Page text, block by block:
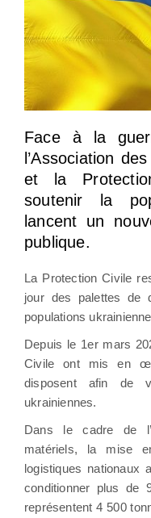
Face à la
l’Association
et la
soutenir la
lancent un
publique.
La Protection Civile
jour des palettes de
populations
Depuis le 1er mars
Civile ont mis en
disposent afin de
ukrainiennes.
Dans le cadre de
matériels, la mise
logistiques nationaux
conditionner plus de
représentent 4 500